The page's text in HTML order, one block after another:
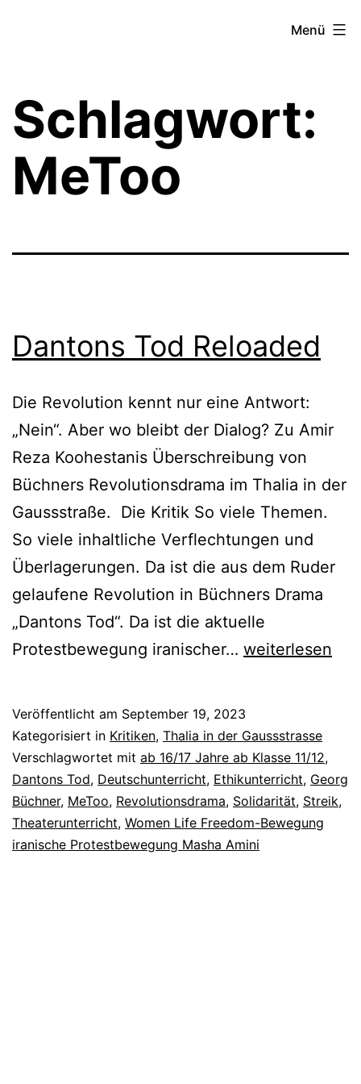
Menü
Schlagwort:
MeToo
Dantons Tod Reloaded
Die Revolution kennt nur eine Antwort:
„Nein“. Aber wo bleibt der Dialog? Zu Amir
Reza Koohestanis Überschreibung von
Büchners Revolutionsdrama im Thalia in der
Gaussstraße. Die Kritik So viele Themen.
So viele inhaltliche Verflechtungen und
Überlagerungen. Da ist die aus dem Ruder
gelaufene Revolution in Büchners Drama
„Dantons Tod“. Da ist die aktuelle
Protestbewegung iranischer… Dantons
weiterlesen
Veröffentlicht am September 19, 2023
Kategorisiert in Kritiken, Thalia in der Gaussstrasse
Verschlagwortet mit ab 16/17 Jahre ab Klasse 11/12,
Dantons Tod, Deutschunterricht, Ethikunterricht, Georg
Büchner, MeToo, Revolutionsdrama, Solidarität, Streik,
Theaterunterricht, Women Life Freedom-Bewegung
iranische Protestbewegung Masha Amini